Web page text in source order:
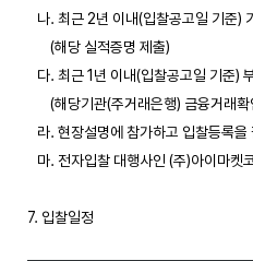
나. 최근 2년 이내(입찰공고일 기준
       (해당 실적증명 제출)
다. 최근 1년 이내(입찰공고일 기준)
(해당기관(주거래은행) 금융거래
라. 현장설명에 참가하고 입찰등록을
마. 전자입찰 대행사인 (주)아이
7. 입찰일정